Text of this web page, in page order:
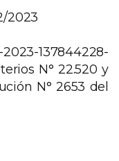
2023
137844228-
N° 22.520 y
N° 2653 del